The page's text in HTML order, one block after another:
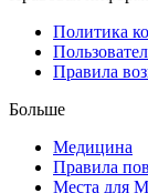
Политика
Правила
Больше
Медицина
Правила
Места для